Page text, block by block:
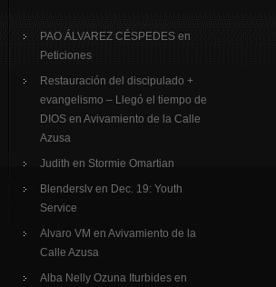
PAO ÁLVAREZ CÉSPEDES en
Peticiones
Restauración del discipulado +
evangelismo – Llegó el tiempo de
DIOS en Avivamiento de la Calle
Azusa
Judith en Stormie Omartian
Blenderslv en Dec. 19: Youth
Service
Alvaro VM en Avivamiento de la
Calle Azusa
Alba Nelly Ozuna Iturbides en